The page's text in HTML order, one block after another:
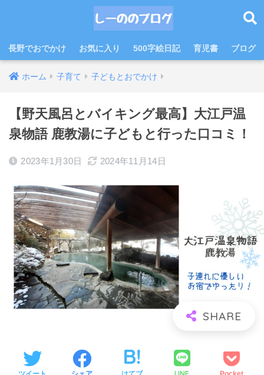
長野でおでかけ お気に入り 500字絵日記 育児書 ブログ
ホーム 子育て 子どもとおでかけ
【野天風呂とバイキング最高】大江戸温
泉物語 鹿教湯に子どもと行った口コミ！
2023年1月30日 2024年11月14日